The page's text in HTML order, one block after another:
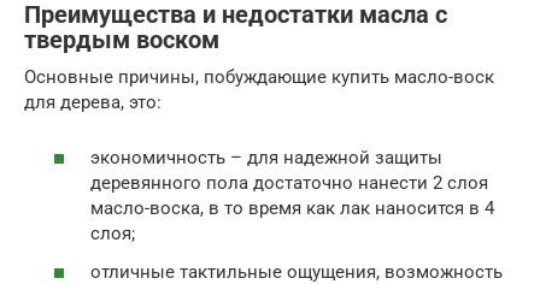
Преимущества и недостатки масла с
твердым воском
Основные причины, побуждающие купить масло-воск
для дерева, это:
экономичность – для надежной защиты
деревянного пола достаточно нанести 2 слоя
масло-воска, в то время как лак наносится в 4
слоя;
отличные тактильные ощущения, возможность